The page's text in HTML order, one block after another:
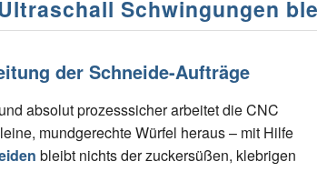
Schwingungen
der Schneide-Aufträge
absolut prozesssicher arbeitet die CNC
mundgerechte Würfel heraus – mit Hilfe
bleibt nichts der zuckersüßen, klebrigen